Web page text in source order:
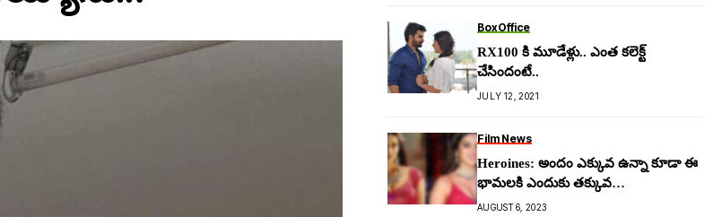
BoxOffice
RX100 కి మూడేళ్లు.. ఎంత కలెక్ట్
చేసిందంటే..
JULY 12, 2021
Film News
Heroines: అందం ఎక్కువ ఉన్నా కూడా ఈ
భామ‌ల‌కి ఎందుకు త‌క్కువ
అవ‌కాశాలొస్తున్నాయి..!
AUGUST 6, 2023